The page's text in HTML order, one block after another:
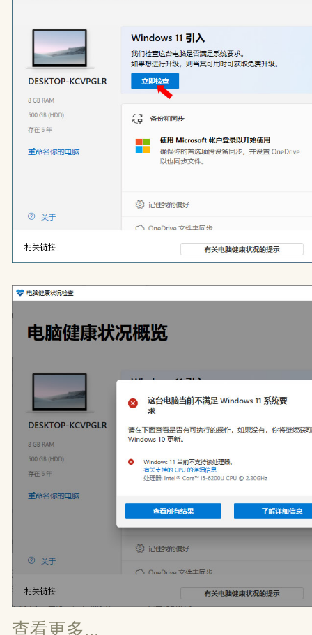
查看更多...